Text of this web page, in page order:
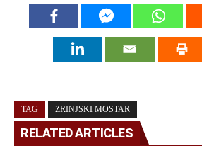
TAG ZRINJSKI MOSTAR
RELATED ARTICLES